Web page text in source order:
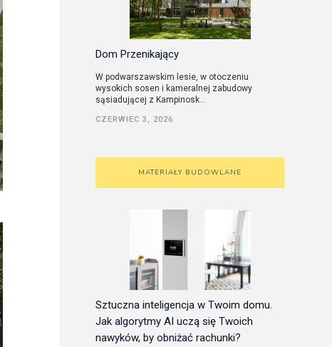
Dom Przenikający
W podwarszawskim lesie, w otoczeniu
wysokich sosen i kameralnej zabudowy
sąsiadującej z Kampinosk...
CZERWIEC 3, 2026
MATERIAŁY BUDOWLANE
Sztuczna inteligencja w Twoim domu.
Jak algorytmy AI uczą się Twoich
nawyków, by obniżać rachunki?